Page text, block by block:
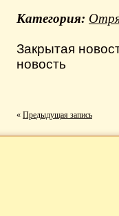
Категория:
Закрытая
новость
« Предыдущая запись